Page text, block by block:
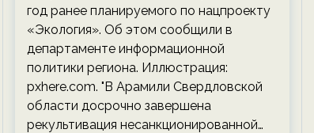
год ранее планируемого по нацпроекту
«Экология». Об этом сообщили в
департаменте информационной
политики региона. Иллюстрация:
pxhere.com. "В Арамили Свердловской
области досрочно завершена
рекультивация несанкционированной…